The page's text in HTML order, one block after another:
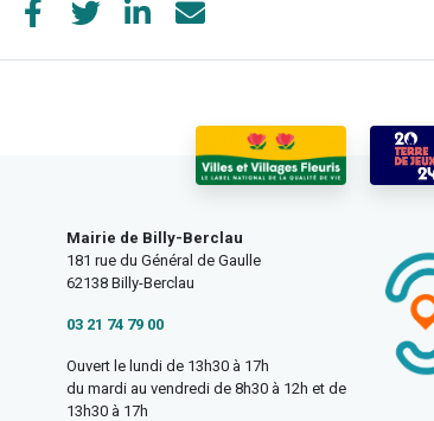
Mairie de Billy-Berclau
181 rue du Général de Gaulle
62138 Billy-Berclau
03 21 74 79 00
Ouvert le lundi de 13h30 à 17h
du mardi au vendredi de 8h30 à 12h et de
13h30 à 17h